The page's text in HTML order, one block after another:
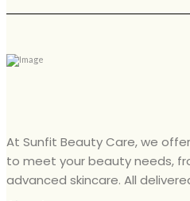
At Sunfit Beauty Care, we
to meet your beauty needs,
advanced skincare. All